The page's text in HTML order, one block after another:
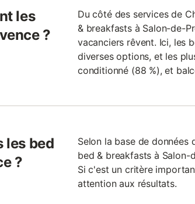
les
?
Du côté des services de
& breakfasts à Salon-de-
vacanciers rêvent. Ici, les
diverses options, et les
conditionné (88 %), et
les bed
?
Selon la base de données
bed & breakfasts à
Si c'est un critère
attention aux résultats.